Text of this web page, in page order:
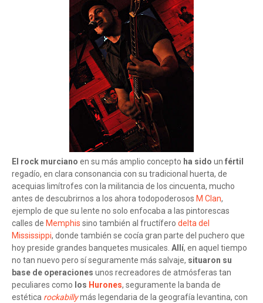
El rock murciano en su más amplio concepto ha sido un fértil
regadío, en clara consonancia con su tradicional huerta, de
acequias limítrofes con la militancia de los cincuenta, mucho
antes de descubrirnos a los ahora todopoderosos M Clan,
ejemplo de que su lente no solo enfocaba a las pintorescas
calles de Memphis sino también al fructífero delta del
Mississippi, donde también se cocía gran parte del puchero que
hoy preside grandes banquetes musicales. Allí, en aquel tiempo
no tan nuevo pero sí seguramente más salvaje, situaron su
base de operaciones unos recreadores de atmósferas tan
peculiares como los Hurones, seguramente la banda de
estética rockabillymás legendaria de la geografía levantina, con